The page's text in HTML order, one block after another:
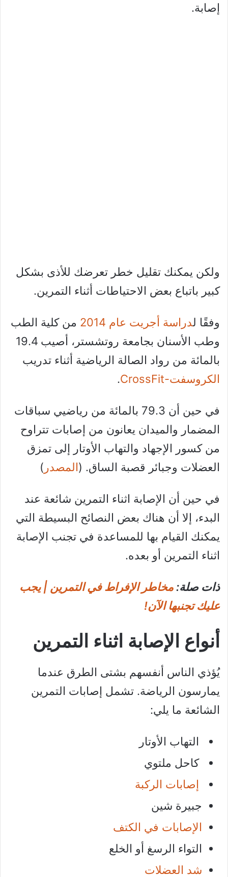
إصابة.
ولكن يمكنك تقليل خطر تعرضك للأذى بشكل
كبير باتباع بعض الاحتياطات أثناء التمرين.
وفقًا لدراسة أجريت عام 2014
من كلية الطب
وطب الأسنان بجامعة روتشستر، أصيب 19.4
بالمائة من رواد الصالة الرياضية أثناء تدريب
الكروسفت-CrossFit
.
في حين أن 79.3 بالمائة من رياضيي سباقات
المضمار والميدان يعانون من إصابات تتراوح
من كسور الإجهاد والتهاب الأوتار إلى تمزق
العضلات وجبائر قصبة الساق. (المصدر )
في حين أن الإصابة اثناء التمرين شائعة عند
البدء، إلا أن هناك بعض النصائح البسيطة التي
يمكنك القيام بها للمساعدة في تجنب الإصابة
اثناء التمرين أو بعده.
ذات صلة:مخاطر الإفراط في التمرين | يجب
عليك تجنبها الآن!
أنواع الإصابة اثناء التمرين
يُؤذي الناس أنفسهم بشتى الطرق عندما
يمارسون الرياضة. تشمل إصابات التمرين
الشائعة ما يلي:
التهاب الأوتار
كاحل ملتوي
إصابات الركبة
جبيرة شين
الإصابات في الكتف
التواء الرسغ أو الخلع
شد العضلات